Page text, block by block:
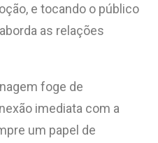
e tocando o público
as relações
foge de
imediata com a
um papel de